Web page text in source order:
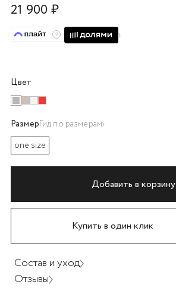
21 900 ₽
Цвет
РазмерГид по размерам
one size
Добавить в корзину
Купить в один клик
Состав и уход
Отзывы
недели